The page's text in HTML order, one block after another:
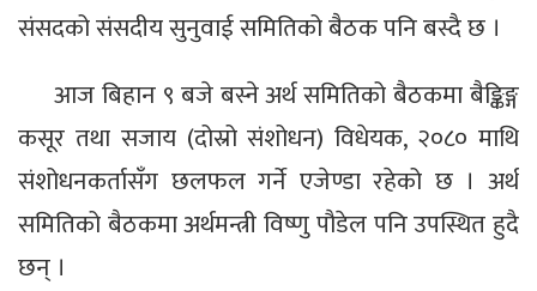
संसदको संसदीय सुनुवाई समितिको बैठक पनि बस्दै छ ।
आज बिहान ९ बजे बस्ने अर्थ समितिको बैठकमा बैङ्किङ्ग
कसूर तथा सजाय (दोस्रो संशोधन) विधेयक, २०८० माथि
संशोधनकर्तासँग छलफल गर्ने एजेण्डा रहेको छ । अर्थ
समितिको बैठकमा अर्थमन्त्री विष्णु पौडेल पनि उपस्थित हुदै
छन् ।